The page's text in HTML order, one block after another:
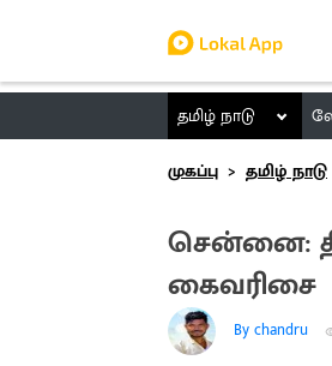
தமிழ் நாடு
முகப்பு
தமிழ் நாடு
சென்னை:
கைவரிசை
By chandru